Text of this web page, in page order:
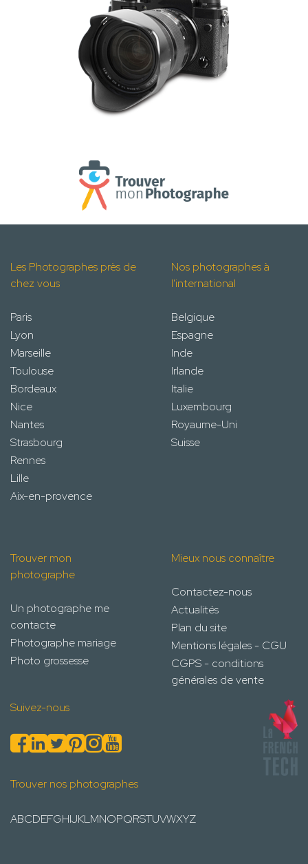
Les Photographes près de
chez vous
Paris
Lyon
Marseille
Toulouse
Bordeaux
Nice
Nantes
Strasbourg
Rennes
Lille
Aix-en-provence
Nos photographes à
l'international
Belgique
Espagne
Inde
Irlande
Italie
Luxembourg
Royaume-Uni
Suisse
Trouver mon
photographe
Un photographe me
contacte
Photographe mariage
Photo grossesse
Mieux nous connaître
Contactez-nous
Actualités
Plan du site
Mentions légales - CGU
CGPS - conditions
générales de vente
Suivez-nous
Trouver nos photographes
ABCDEFGHIJKLMNOPQRSTUVWXYZ